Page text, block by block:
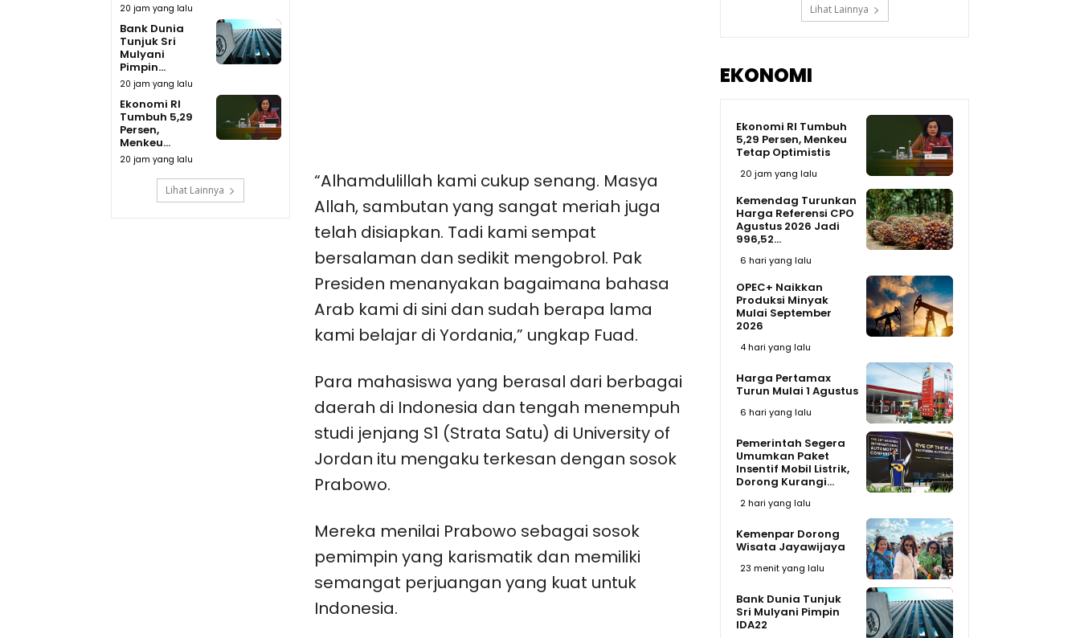
20 jam yang lalu
Bank Dunia
Tunjuk Sri
Mulyani
Pimpin...
20 jam yang lalu
Ekonomi RI
Tumbuh 5,29
Persen,
Menkeu...
20 jam yang lalu
Lihat Lainnya
“Alhamdulillah kami cukup senang. Masya
Allah, sambutan yang sangat meriah juga
telah disiapkan. Tadi kami sempat
bersalaman dan sedikit mengobrol. Pak
Presiden menanyakan bagaimana bahasa
Arab kami di sini dan sudah berapa lama
kami belajar di Yordania,” ungkap Fuad.
Para mahasiswa yang berasal dari berbagai
daerah di Indonesia dan tengah menempuh
studi jenjang S1 (Strata Satu) di University of
Jordan itu mengaku terkesan dengan sosok
Prabowo.
Mereka menilai Prabowo sebagai sosok
pemimpin yang karismatik dan memiliki
semangat perjuangan yang kuat untuk
Indonesia.
Lihat Lainnya
EKONOMI
Ekonomi RI Tumbuh
5,29 Persen, Menkeu
Tetap Optimistis
20 jam yang lalu
Kemendag Turunkan
Harga Referensi CPO
Agustus 2026 Jadi
996,52...
6 hari yang lalu
OPEC+ Naikkan
Produksi Minyak
Mulai September
2026
4 hari yang lalu
Harga Pertamax
Turun Mulai 1 Agustus
6 hari yang lalu
Pemerintah Segera
Umumkan Paket
Insentif Mobil Listrik,
Dorong Kurangi...
2 hari yang lalu
Kemenpar Dorong
Wisata Jayawijaya
23 menit yang lalu
Bank Dunia Tunjuk
Sri Mulyani Pimpin
IDA22